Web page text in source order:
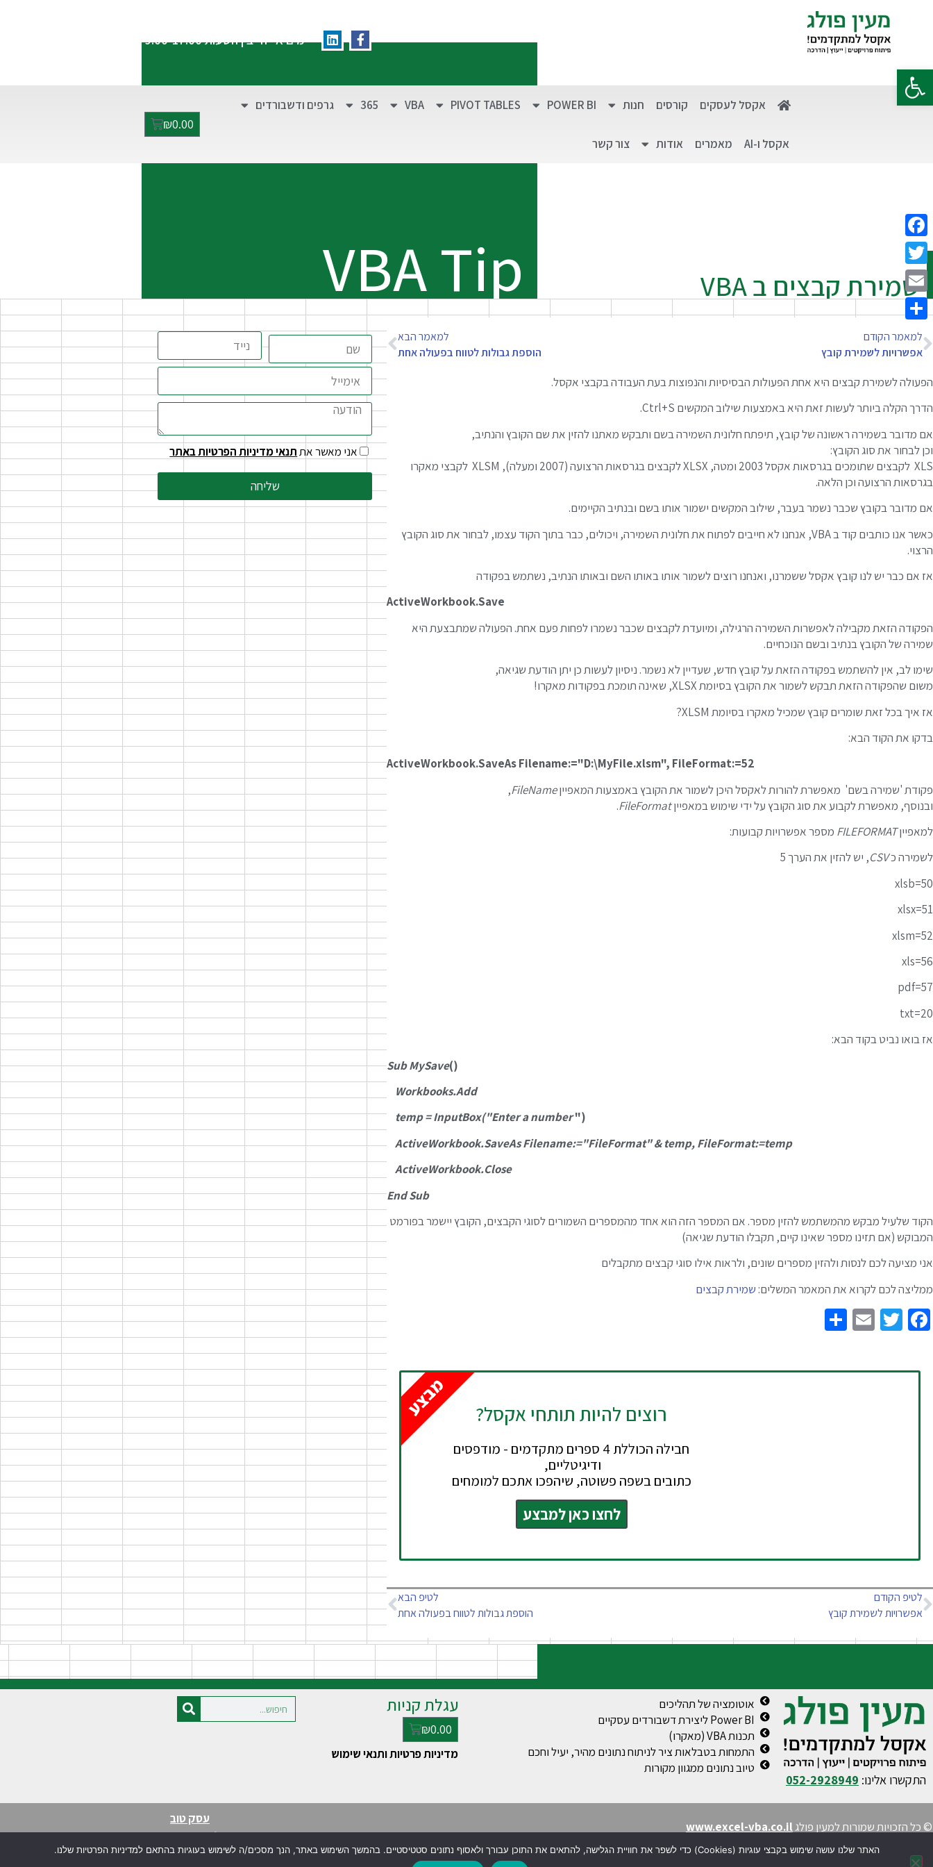
פתח סרגל נגישות
ימים א'-ה' בין השעות 9:00-17:00
אקסל לעסקים קורסים חנות POWER BI
PIVOT TABLES
VBA
365 גרפים ודשבורדים
אקסל ו-AI מאמרים אודות צור קשר
₪0.00
שמירת קבצים ב VBA VBA Tip
למאמר הקודם
אפשרויות לשמירת קובץ
למאמר הבא
הוספת גבולות לטווח בפעולה אחת
הפעולה לשמירת קבצים היא אחת הפעולות הבסיסיות והנפוצות בעת העבודה בקבצי אקסל.
הדרך הקלה ביותר לעשות זאת היא באמצעות שילוב המקשים Ctrl+S.
אם מדובר בשמירה ראשונה של קובץ, תיפתח חלונית השמירה בשם ותבקש מאתנו להזין את שם הקובץ והנתיב,
וכן לבחור את סוג הקובץ:
XLS לקבצים שתומכים בגרסאות אקסל 2003 ומטה, XLSX לקבצים בגרסאות הרצועה (2007 ומעלה), XLSM לקבצי מאקרו
בגרסאות הרצועה וכן הלאה.
אם מדובר בקובץ שכבר נשמר בעבר, שילוב המקשים ישמור אותו בשם ובנתיב הקיימים.
כאשר אנו כותבים קוד ב VBA, אנחנו לא חייבים לפתוח את חלונית השמירה, ויכולים, כבר בתוך הקוד עצמו, לבחור את סוג הקובץ
הרצוי.
אז אם כבר יש לנו קובץ אקסל ששמרנו, ואנחנו רוצים לשמור אותו באותו השם ובאותו הנתיב, נשתמש בפקודה
ActiveWorkbook.Save
הפקודה הזאת מקבילה לאפשרות השמירה הרגילה, ומיועדת לקבצים שכבר נשמרו לפחות פעם אחת. הפעולה שמתבצעת היא
שמירה של הקובץ בנתיב ובשם הנוכחיים.
שימו לב, אין להשתמש בפקודה הזאת על קובץ חדש, שעדיין לא נשמר. ניסיון לעשות כן יתן הודעת שגיאה,
משום שהפקודה הזאת תבקש לשמור את הקובץ בסיומת XLSX, שאינה תומכת בפקודות מאקרו!
אז איך בכל זאת שומרים קובץ שמכיל מאקרו בסיומת XLSM?
בדקו את הקוד הבא:
ActiveWorkbook.SaveAs Filename:="D:\MyFile.xlsm", FileFormat:=52
פקודת 'שמירה בשם' מאפשרת להורות לאקסל היכן לשמור את הקובץ באמצעות המאפייןFileName
,
ובנוסף, מאפשרת לקבוע את סוג הקובץ על ידי שימוש במאפייןFileFormat
.
למאפייןFILEFORMAT מספר אפשרויות קבועות:
לשמירה כCSV, יש להזין את הערך 5
xlsb=50
xlsx=51
xlsm=52
xls=56
pdf=57
txt=20
אז בואו נביט בקוד הבא:
Sub MySave()
Workbooks.Add
temp = InputBox("Enter a number")
ActiveWorkbook.SaveAs Filename:="FileFormat" & temp, FileFormat:=temp
ActiveWorkbook.Close
End Sub
הקוד שלעיל מבקש מהמשתמש להזין מספר. אם המספר הזה הוא אחד מהמספרים השמורים לסוגי הקבצים, הקובץ יישמר בפורמט
המבוקש (אם תזינו מספר שאינו קיים, תקבלו הודעת שגיאה)
אני מציעה לכם לנסות ולהזין מספרים שונים, ולראות אילו סוגי קבצים מתקבלים
ממליצה לכם לקרוא את המאמר המשלים: שמירת קבצים
Facebook
Twitter
Email
רוצים להיות תותחי אקסל?
חבילה הכוללת 4 ספרים מתקדמים - מודפסים
ודיגיטליים,
כתובים בשפה פשוטה, שיהפכו אתכם למומחים
לחצו כאן למבצע
מבצע
לטיפ הקודם
אפשרויות לשמירת קובץ
לטיפ הבא
הוספת גבולות לטווח בפעולה אחת
אני מאשר אתתנאי מדיניות הפרטיות באתר
שליחה
התקשרו אלינו: 052-2928949
אוטומציה של תהליכים
Power BI ליצירת דשבורדים עסקיים
תכנות VBA (מאקרו)
התמחות בטבלאות ציר לניתוח נתונים מהיר, יעיל וחכם
טיוב נתונים ממגוון מקורות
עגלת קניות
₪0.00
מדיניות פרטיות ותנאי שימוש
© כל הזכויות שמורות למעין פולגwww.excel-vba.co.il
עסק טוב
בניית אתרים
Facebook
Twitter
Email
Share
האתר שלנו עושה שימוש בקבצי עוגיות (Cookies) כדי לשפר את חוויית הגלישה, להתאים את התוכן עבורך ולאסוף נתונים סטטיסטיים. בהמשך השימוש באתר, הנך מסכים/ה לשימוש בעוגיות בהתאם למדיניות הפרטיות שלנו.